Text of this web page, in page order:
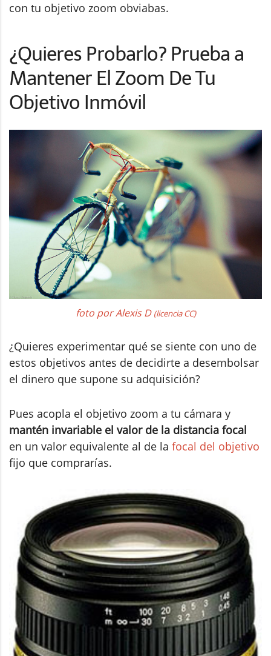
con tu objetivo zoom obviabas.
¿Quieres Probarlo? Prueba a
Mantener El Zoom De Tu
Objetivo Inmóvil
foto por Alexis D (licencia CC)
¿Quieres experimentar qué se siente con uno de
estos objetivos antes de decidirte a desembolsar
el dinero que supone su adquisición?
Pues acopla el objetivo zoom a tu cámara y
mantén invariable el valor de la distancia focal
en un valor equivalente al de la focal del objetivo
fijo que comprarías.